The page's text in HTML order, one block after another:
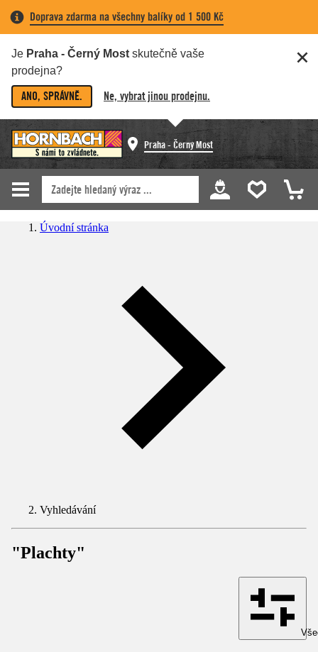
Doprava zdarma na všechny balíky od 1 500 Kč
Je Praha - Černý Most skutečně vaše
prodejna?
ANO, SPRÁVNĚ. Ne, vybrat jinou prodejnu.
Praha - Černý Most
Úvodní stránka
Vyhledávání
"Plachty"